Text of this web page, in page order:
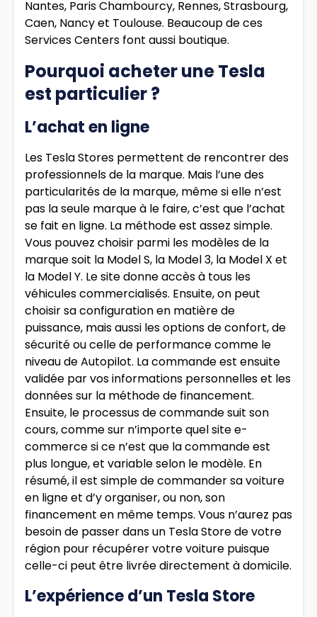
Nantes, Paris Chambourcy, Rennes, Strasbourg,
Caen, Nancy et Toulouse. Beaucoup de ces
Services Centers font aussi boutique.
Pourquoi acheter une Tesla
est particulier ?
L’achat en ligne
Les Tesla Stores permettent de rencontrer des
professionnels de la marque. Mais l’une des
particularités de la marque, même si elle n’est
pas la seule marque à le faire, c’est que l’achat
se fait en ligne. La méthode est assez simple.
Vous pouvez choisir parmi les modèles de la
marque soit la Model S, la Model 3, la Model X et
la Model Y. Le site donne accès à tous les
véhicules commercialisés. Ensuite, on peut
choisir sa configuration en matière de
puissance, mais aussi les options de confort, de
sécurité ou celle de performance comme le
niveau de Autopilot. La commande est ensuite
validée par vos informations personnelles et les
données sur la méthode de financement.
Ensuite, le processus de commande suit son
cours, comme sur n’importe quel site e-
commerce si ce n’est que la commande est
plus longue, et variable selon le modèle. En
résumé, il est simple de commander sa voiture
en ligne et d’y organiser, ou non, son
financement en même temps. Vous n’aurez pas
besoin de passer dans un Tesla Store de votre
région pour récupérer votre voiture puisque
celle-ci peut être livrée directement à domicile.
L’expérience d’un Tesla Store